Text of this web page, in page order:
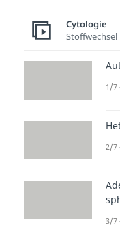
Cytologie
Stoffwechsel
1/7
2/7
3/7